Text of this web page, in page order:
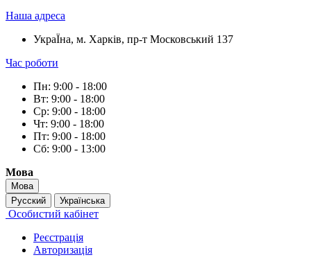
Наша адреса
УкраЇна, м. Харків, пр-т Московський 137
Час роботи
Пн: 9:00 - 18:00
Вт: 9:00 - 18:00
Ср: 9:00 - 18:00
Чт: 9:00 - 18:00
Пт: 9:00 - 18:00
Сб: 9:00 - 13:00
Мова
Мова
Русский
Українська
Особистий кабінет
Реєстрація
Авторизація